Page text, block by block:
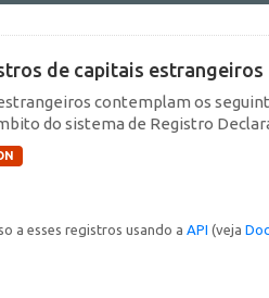
de capitais estrangeiros
contemplam os
do sistema de Registro
a esses registros usando a API (veja